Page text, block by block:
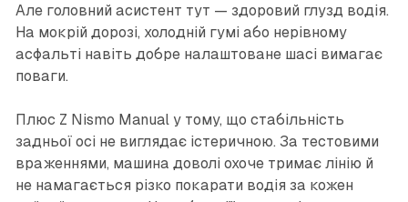
Але головний асистент тут — здоровий глузд водія.
На мокрій дорозі, холодній гумі або нерівному
асфальті навіть добре налаштоване шасі вимагає
поваги.
Плюс Z Nismo Manual у тому, що стабільність
задньої осі не виглядає істеричною. За тестовими
враженнями, машина доволі охоче тримає лінію й
не намагається різко покарати водія за кожен